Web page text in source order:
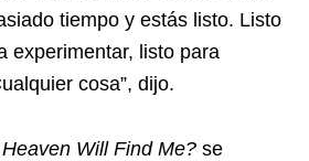
tiempo y estás listo. Listo
experimentar, listo para
cosa”, dijo.
Will Find Me? se